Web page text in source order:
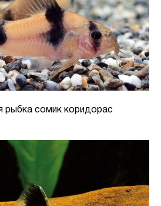
рыбка сомик коридорас